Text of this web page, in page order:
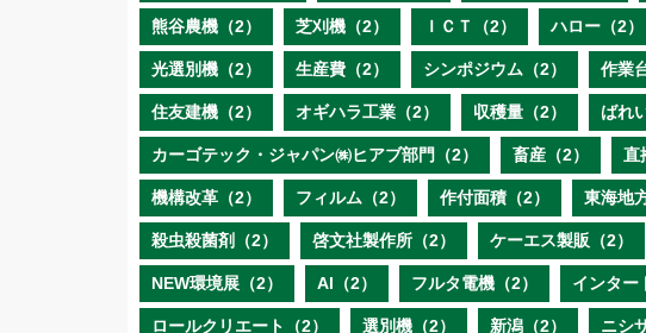
熊谷農機（2） 芝刈機（2） ＩＣＴ（2） ハロー（2）
光選別機（2） 生産費（2） シンポジウム（2） 作業
住友建機（2） オギハラ工業（2） 収穫量（2） ばれ
カーゴテック・ジャパン㈱ヒアブ部門（2） 畜産（2） 直
機構改革（2） フィルム（2） 作付面積（2） 東海地
殺虫殺菌剤（2） 啓文社製作所（2） ケーエス製販（2）
NEW環境展（2） AI（2） フルタ電機（2） インター
ロールクリエート（2） 選別機（2） 新潟（2） ニシ